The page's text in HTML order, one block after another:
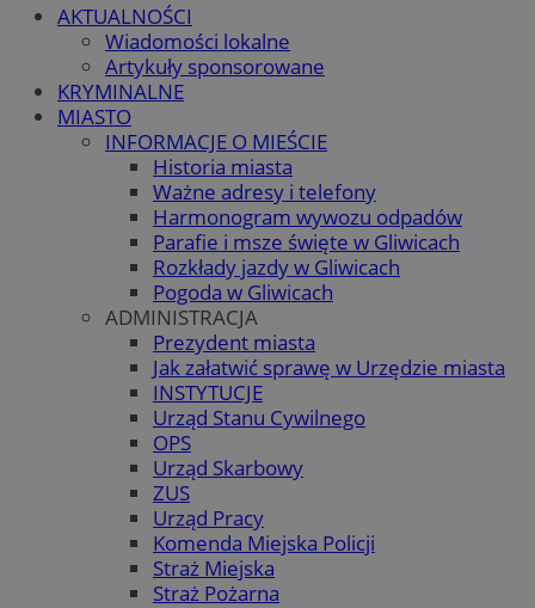
AKTUALNOŚCI
Wiadomości lokalne
Artykuły sponsorowane
KRYMINALNE
MIASTO
INFORMACJE O MIEŚCIE
Historia miasta
Ważne adresy i telefony
Harmonogram wywozu odpadów
Parafie i msze święte w Gliwicach
Rozkłady jazdy w Gliwicach
Pogoda w Gliwicach
ADMINISTRACJA
Prezydent miasta
Jak załatwić sprawę w Urzędzie miasta
INSTYTUCJE
Urząd Stanu Cywilnego
OPS
Urząd Skarbowy
ZUS
Urząd Pracy
Komenda Miejska Policji
Straż Miejska
Straż Pożarna